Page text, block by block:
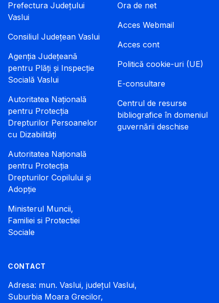
Prefectura Județului
Vaslui
Consiliul Județean Vaslui
Agenția Județeană
pentru Plăți și Inspecție
Socială Vaslui
Autoritatea Națională
pentru Protecția
Drepturilor Persoanelor
cu Dizabilități
Autoritatea Națională
pentru Protecția
Drepturilor Copilului și
Adopție
Ministerul Muncii,
Familiei si Protectiei
Sociale
Ora de net
Acces Webmail
Acces cont
Politică cookie-uri (UE)
E-consultare
Centrul de resurse
bibliografice în domeniul
guvernării deschise
CONTACT
Adresa: mun. Vaslui, județul Vaslui,
Suburbia Moara Grecilor,